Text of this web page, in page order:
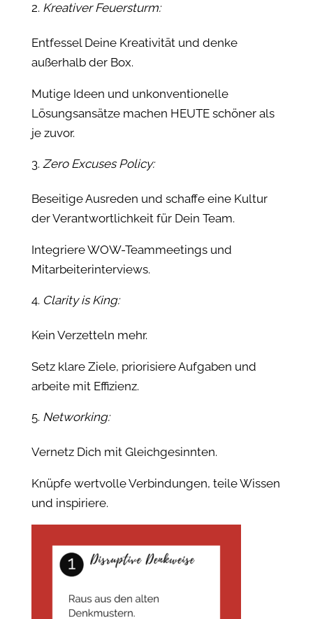
Kreativer Feuersturm:
Entfessel Deine Kreativität und denke
außerhalb der Box.
Mutige Ideen und unkonventionelle
Lösungsansätze machen HEUTE schöner als
je zuvor.
Zero Excuses Policy:
Beseitige Ausreden und schaffe eine Kultur
der Verantwortlichkeit für Dein Team.
Integriere WOW-Teammeetings und
Mitarbeiterinterviews.
Clarity is King:
Kein Verzetteln mehr.
Setz klare Ziele, priorisiere Aufgaben und
arbeite mit Effizienz.
Networking:
Vernetz Dich mit Gleichgesinnten.
Knüpfe wertvolle Verbindungen, teile Wissen
und inspiriere.